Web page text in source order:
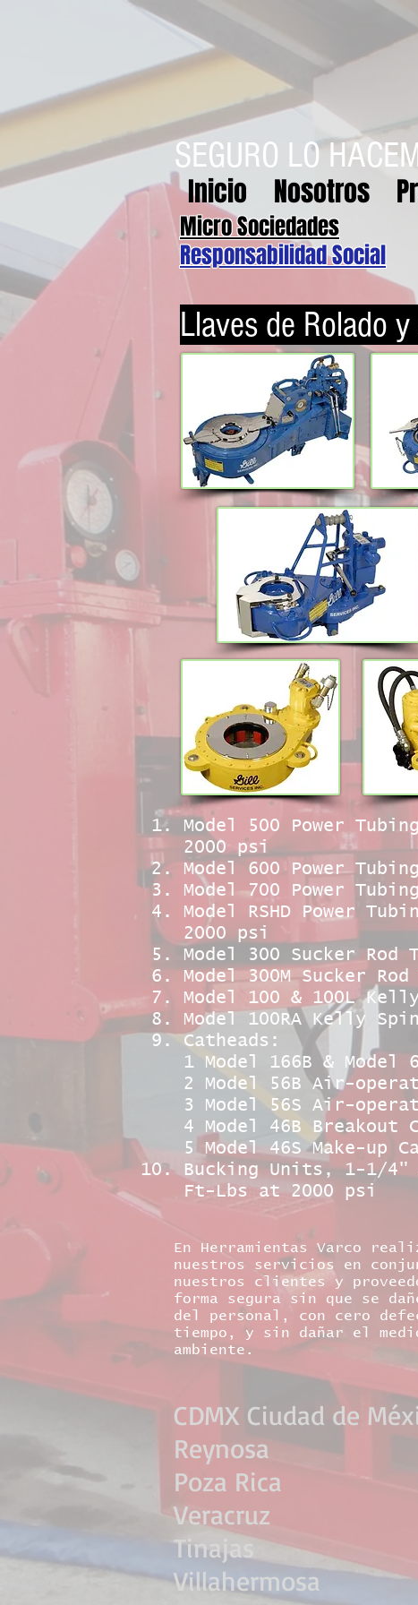
SEGURO LO
Inicio Nosotros
Micro Sociedades
Responsabilidad Social
Llaves de Rolado
Model 500 Power
2000 psi
Model 600 Power
Model 700 Power
Model RSHD Power
2000 psi
Model 300 Sucker Rod
Model 300M Sucker Rod
Model 100 & 100L
Model 100RA Kelly
Catheads:
1 Model 166B & Model
2 Model 56B Air-
3 Model 56S Air-
4 Model 46B Breakout
5 Model 46S Make-up
Bucking Units, 1-1/
Ft-Lbs at 2000 psi
En Herramientas Varco
nuestros servicios en
nuestros clientes y
forma segura sin que se
del personal, con cero
tiempo, y sin dañar el
ambiente.
CDMX Ciudad de
Reynosa
Poza Rica
Veracruz
Tinajas
Villahermosa